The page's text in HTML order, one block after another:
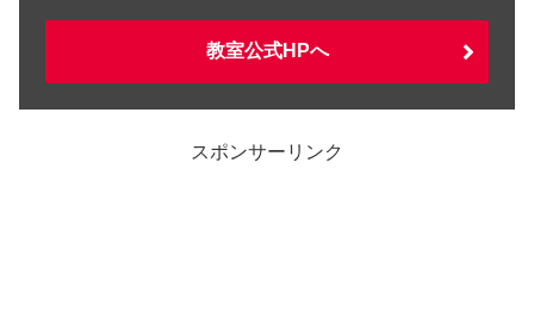
教室公式HPへ
スポンサーリンク